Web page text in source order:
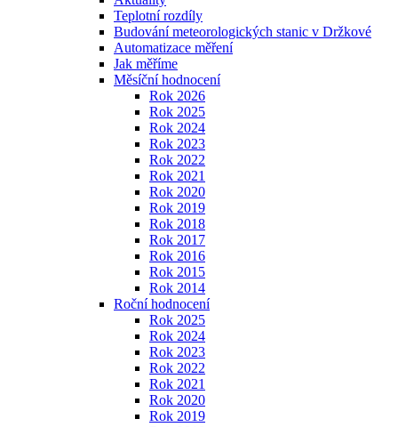
Teplotní rozdíly
Budování meteorologických stanic v Držkové
Automatizace měření
Jak měříme
Měsíční hodnocení
Rok 2026
Rok 2025
Rok 2024
Rok 2023
Rok 2022
Rok 2021
Rok 2020
Rok 2019
Rok 2018
Rok 2017
Rok 2016
Rok 2015
Rok 2014
Roční hodnocení
Rok 2025
Rok 2024
Rok 2023
Rok 2022
Rok 2021
Rok 2020
Rok 2019